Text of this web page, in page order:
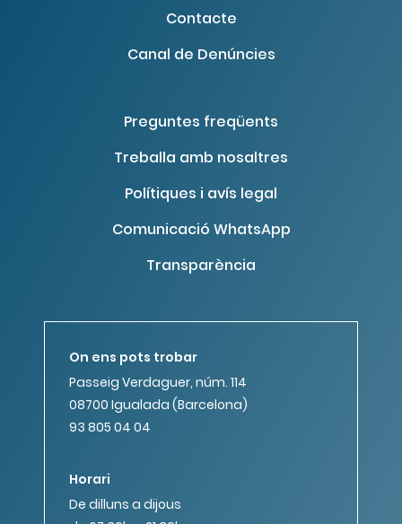
Contacte
Canal de Denúncies
Preguntes freqüents
Treballa amb nosaltres
Polítiques i avís legal
Comunicació WhatsApp
Transparència
On ens pots trobar
Passeig Verdaguer, núm. 114
08700 Igualada (Barcelona)
93 805 04 04
Horari
De dilluns a dijous